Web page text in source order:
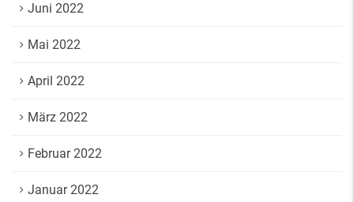
Juni 2022
Mai 2022
April 2022
März 2022
Februar 2022
Januar 2022